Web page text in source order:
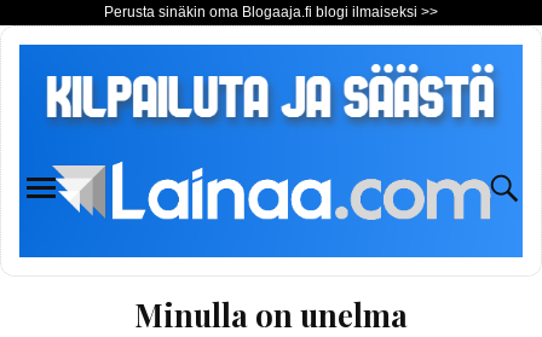
Perusta sinäkin oma Blogaaja.fi blogi ilmaiseksi >>
Minulla on unelma